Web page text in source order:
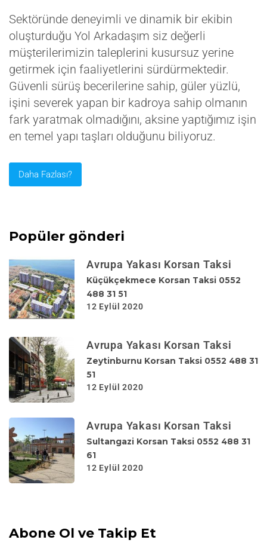
Sektöründe deneyimli ve dinamik bir ekibin
oluşturduğu Yol Arkadaşım siz değerli
müşterilerimizin taleplerini kusursuz yerine
getirmek için faaliyetlerini sürdürmektedir.
Güvenli sürüş becerilerine sahip, güler yüzlü,
işini severek yapan bir kadroya sahip olmanın
fark yaratmak olmadığını, aksine yaptığımız işin
en temel yapı taşları olduğunu biliyoruz.
Daha Fazlası?
Popüler gönderi
Avrupa Yakası Korsan Taksi
Küçükçekmece Korsan Taksi 0552
488 31 51
12 Eylül 2020
Avrupa Yakası Korsan Taksi
Zeytinburnu Korsan Taksi 0552 488 31
51
12 Eylül 2020
Avrupa Yakası Korsan Taksi
Sultangazi Korsan Taksi 0552 488 31
61
12 Eylül 2020
Abone Ol ve Takip Et